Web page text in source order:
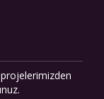
projelerimizden